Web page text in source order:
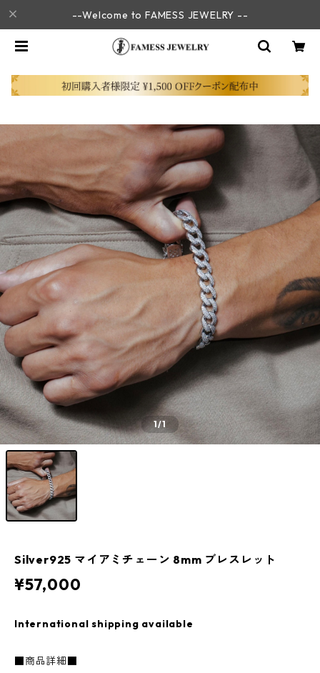
--Welcome to FAMESS JEWELRY --
1/1
Silver925 マイアミチェーン 8mm ブレスレット
¥57,000
International shipping available
■商品詳細■